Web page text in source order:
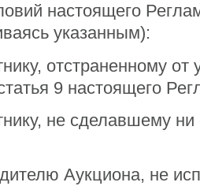
настоящего
указанным):
отстраненному от
9 настоящего
не сделавшему ни
Аукциона, не